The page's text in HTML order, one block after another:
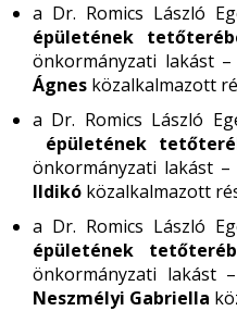
a Dr. Romics László
épületének
önkormányzati lakást
Ágnes közalkalmazott
a Dr. Romics László
épületének
önkormányzati lakást
Ildikó közalkalmazott
a Dr. Romics László
épületének
önkormányzati lakást
Neszmélyi Gabriella